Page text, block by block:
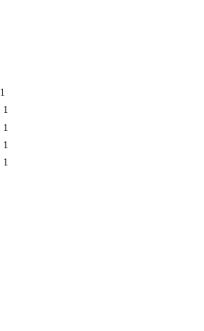
1
1
1
1
1